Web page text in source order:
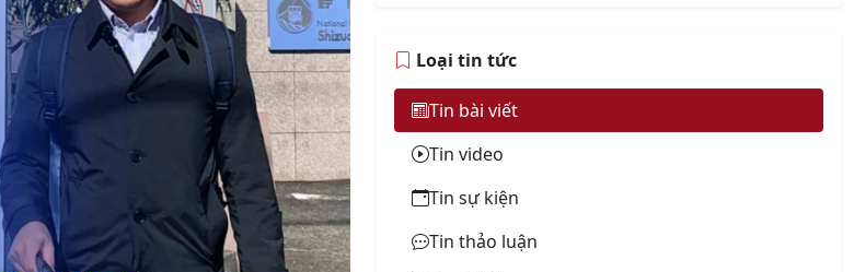
Loại tin tức
Tin bài viết
Tin video
Tin sự kiện
Tin thảo luận